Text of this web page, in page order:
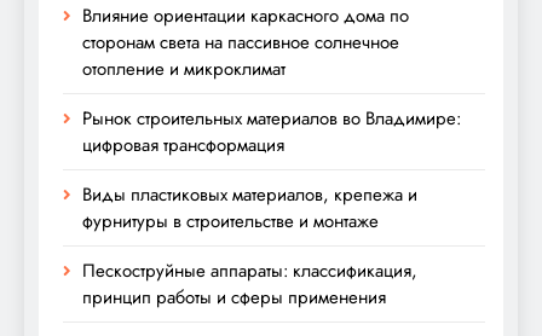
Влияние ориентации каркасного дома по
сторонам света на пассивное солнечное
отопление и микроклимат
Рынок строительных материалов во Владимире:
цифровая трансформация
Виды пластиковых материалов, крепежа и
фурнитуры в строительстве и монтаже
Пескоструйные аппараты: классификация,
принцип работы и сферы применения